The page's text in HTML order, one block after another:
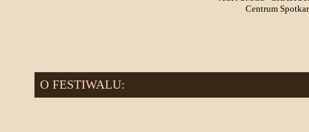
Centrum
O FESTIWALU: